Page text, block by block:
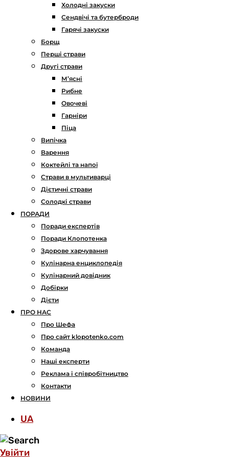
Холодні закуски
Сендвічі та бутерброди
Гарячі закуски
Борщ
Перші страви
Другі страви
М’ясні
Рибне
Овочеві
Гарніри
Піца
Випічка
Варення
Коктейлі та напої
Страви в мультиварці
Дієтичні страви
Солодкі страви
ПОРАДИ
Поради експертів
Поради Клопотенка
Здорове харчування
Кулінарна енциклопедія
Кулінарний довідник
Добірки
Дієти
ПРО НАС
Про Шефа
Про сайт klopotenko.com
Команда
Наші експерти
Реклама і співробітництво
Контакти
НОВИНИ
UA
Увійти